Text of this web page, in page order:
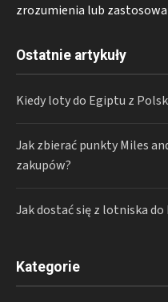
zrozumienia lub
Ostatnie artykuły
Kiedy loty do Egiptu z
Jak zbierać punkty Miles
zakupów?
Jak dostać się z lotniska do
Kategorie